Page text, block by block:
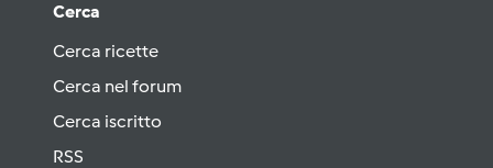
Cerca
Cerca ricette
Cerca nel forum
Cerca iscritto
RSS